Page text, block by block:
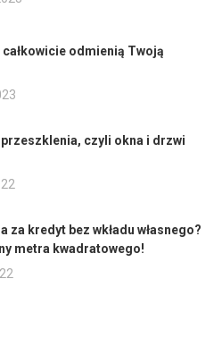
odmienią Twoją
czyli okna i drzwi
za kredyt bez wkładu własnego?
metra kwadratowego!